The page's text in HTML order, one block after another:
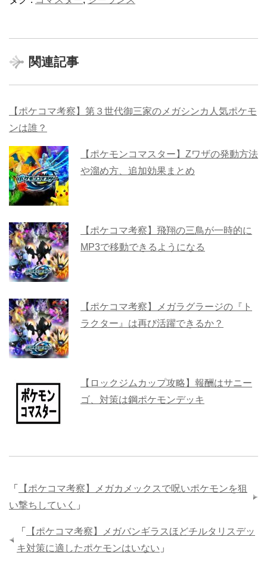
関連記事
【ポケコマ考察】第３世代御三家のメガシンカ人気ポケモ
ンは誰？
【ポケモンコマスター】Zワザの発動方法
や溜め方、追加効果まとめ
【ポケコマ考察】飛翔の三鳥が一時的に
MP3で移動できるようになる
【ポケコマ考察】メガラグラージの『ト
ラクター』は再び活躍できるか？
【ロックジムカップ攻略】報酬はサニー
ゴ、対策は鋼ポケモンデッキ
「
【ポケコマ考察】メガカメックスで呪いポケモンを狙
い撃ちしていく
」
「
【ポケコマ考察】メガバンギラスほどチルタリスデッ
キ対策に適したポケモンはいない 」